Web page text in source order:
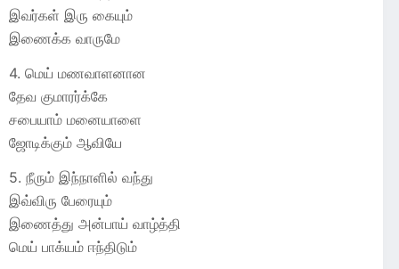
இவர்கள் இரு கையும்
இணைக்க வாருமே
4. மெய் மணவாளனான
தேவ குமாரர்க்கே
சபையாம் மனையாளை
ஜோடிக்கும் ஆவியே
5. நீரும் இந்நாளில் வந்து
இவ்விரு பேரையும்
இணைத்து அன்பாய் வாழ்த்தி
மெய் பாக்யம் ஈந்திடும்